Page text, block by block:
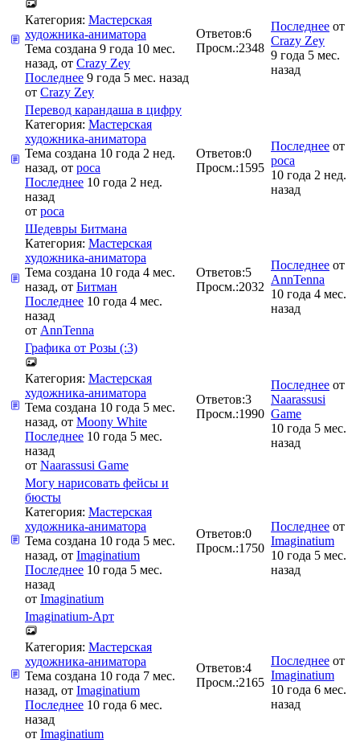
Категория: Мастерская
художника-аниматора
Тема создана 9 года 10 мес.
назад, от Crazy Zey
Последнее 9 года 5 мес. назад
от Crazy Zey
Ответов:6
Просм.:2348
Последнее от
Crazy Zey
9 года 5 мес.
назад
Перевод карандаша в цифру
Категория: Мастерская
художника-аниматора
Тема создана 10 года 2 нед.
назад, от poca
Последнее 10 года 2 нед.
назад
от poca
Ответов:0
Просм.:1595
Последнее от
poca
10 года 2 нед.
назад
Шедевры Битмана
Категория: Мастерская
художника-аниматора
Тема создана 10 года 4 мес.
назад, от Битман
Последнее 10 года 4 мес.
назад
от AnnTenna
Ответов:5
Просм.:2032
Последнее от
AnnTenna
10 года 4 мес.
назад
Графика от Розы (:3)
Категория: Мастерская
художника-аниматора
Тема создана 10 года 5 мес.
назад, от Moony White
Последнее 10 года 5 мес.
назад
от Naarassusi Game
Ответов:3
Просм.:1990
Последнее от
Naarassusi
Game
10 года 5 мес.
назад
Могу нарисовать фейсы и
бюсты
Категория: Мастерская
художника-аниматора
Тема создана 10 года 5 мес.
назад, от Imaginatium
Последнее 10 года 5 мес.
назад
от Imaginatium
Ответов:0
Просм.:1750
Последнее от
Imaginatium
10 года 5 мес.
назад
Imaginatium-Арт
Категория: Мастерская
художника-аниматора
Тема создана 10 года 7 мес.
назад, от Imaginatium
Последнее 10 года 6 мес.
назад
от Imaginatium
Ответов:4
Просм.:2165
Последнее от
Imaginatium
10 года 6 мес.
назад